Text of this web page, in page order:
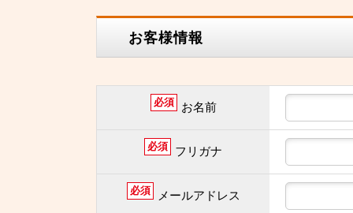
お客様情報
必須 お名前
必須 フリガナ
必須 メールアドレス